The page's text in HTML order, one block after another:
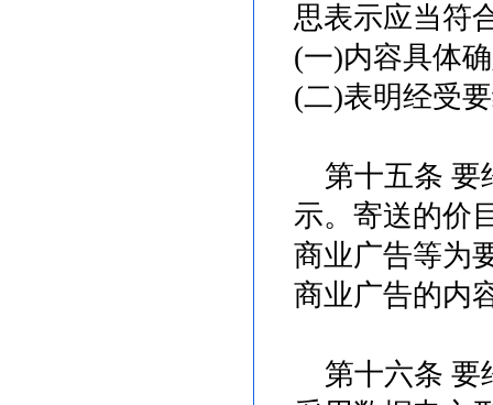
思表示应当符
(一)内容具体
(二)表明经受
第十五条 要
示。寄送的价
商业广告等为
商业广告的内
第十六条 要